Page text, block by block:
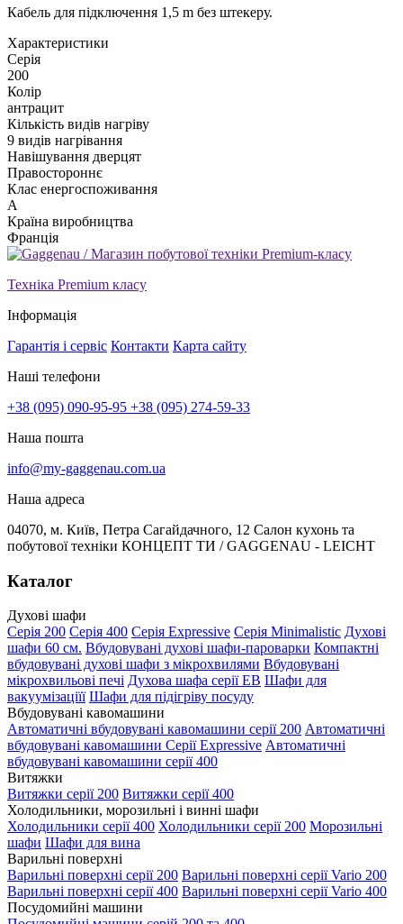
Кабель для підключення 1,5 m без штекеру.
Xарактеристики
Серія
200
Колір
антрацит
Кількість видів нагріву
9 видів нагрівання
Навішування дверцят
Правостороннє
Клас енергоспоживання
А
Країна виробництва
Франція
Техніка Premium класу
Інформація
Гарантія і сервіс Контакти Карта сайту
Наші телефони
+38 (095) 090-95-95 +38 (095) 274-59-33
Наша пошта
info@my-gaggenau.com.ua
Наша адреса
04070, м. Київ, Петра Сагайдачного, 12 Салон кухонь та
побутової техніки КОНЦЕПТ ТИ / GAGGENAU - LEICHT
Каталог
Духові шафи
Серія 200 Серія 400 Серія Expressive Серія Minimalistic Духові
шафи 60 см. Вбудовувані духові шафи-пароварки Компактні
вбудовувані духові шафи з мікрохвилями Вбудовувані
мікрохвильові печі Духова шафа серії EB Шафи для
вакуумізаціїї Шафи для підігріву посуду
Вбудовувані кавомашини
Автоматичні вбудовувані кавомашини серії 200 Автоматичні
вбудовувані кавомашини Серії Expressive Автоматичні
вбудовувані кавомашини серії 400
Витяжки
Витяжки серії 200 Витяжки серії 400
Холодильники, морозильні і винні шафи
Холодильники серії 400 Холодильники серії 200 Морозильні
шафи Шафи для вина
Варильні поверхні
Варильні поверхні серії 200 Варильні поверхні серії Vario 200
Варильні поверхні серії 400 Варильні поверхні серії Vario 400
Посудомийні машини